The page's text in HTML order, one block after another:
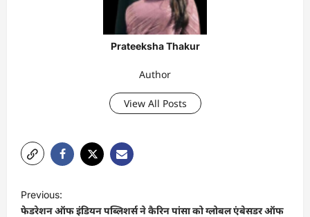
Prateeksha Thakur
Author
View All Posts
o
Previous:
फेडरेशन ऑफ इंडियन पब्लिशर्स ने कैरिन पांसा को ग्लोबल एंबेसडर ऑफ